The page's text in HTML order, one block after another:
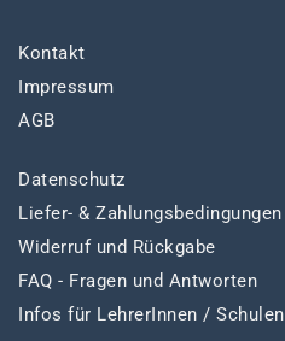
Kontakt
Impressum
AGB
Datenschutz
Liefer- & Zahlungsbedingungen
Widerruf und Rückgabe
FAQ - Fragen und Antworten
Infos für LehrerInnen / Schulen